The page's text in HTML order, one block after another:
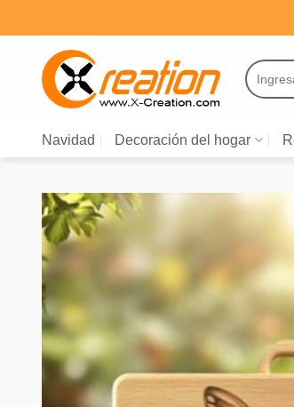
al
contenido
Buscar
por:
Navidad Decoración del hogar